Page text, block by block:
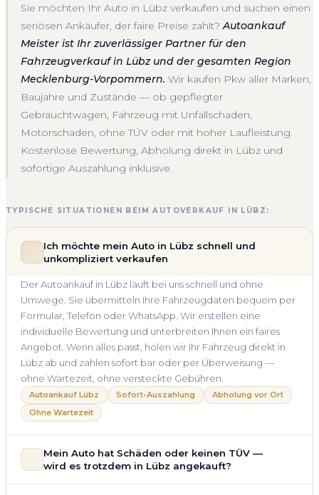
Sie möchten Ihr Auto in Lübz verkaufen und suchen einen
seriösen Ankäufer, der faire Preise zahlt?Autoankauf
Meister ist Ihr zuverlässiger Partner für den
Fahrzeugverkauf in Lübz und der gesamten Region
Mecklenburg-Vorpommern. Wir kaufen Pkw aller Marken,
Baujahre und Zustände — ob gepflegter
Gebrauchtwagen, Fahrzeug mit Unfallschaden,
Motorschaden, ohne TÜV oder mit hoher Laufleistung.
Kostenlose Bewertung, Abholung direkt in Lübz und
sofortige Auszahlung inklusive.
TYPISCHE SITUATIONEN BEIM AUTOVERKAUF IN LÜBZ:
Ich möchte mein Auto in Lübz schnell und
unkompliziert verkaufen
Der Autoankauf in Lübz läuft bei uns schnell und ohne
Umwege. Sie übermitteln Ihre Fahrzeugdaten bequem per
Formular, Telefon oder WhatsApp. Wir erstellen eine
individuelle Bewertung und unterbreiten Ihnen ein faires
Angebot. Wenn alles passt, holen wir Ihr Fahrzeug direkt in
Lübz ab und zahlen sofort bar oder per Überweisung —
ohne Wartezeit, ohne versteckte Gebühren.
Autoankauf Lübz Sofort-Auszahlung
Abholung vor Ort
Ohne Wartezeit
Mein Auto hat Schäden oder keinen TÜV —
wird es trotzdem in Lübz angekauft?